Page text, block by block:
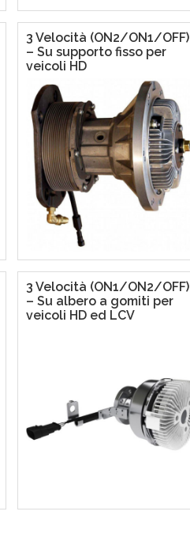
3 Velocità (ON2/ON1/OFF)
– Su supporto fisso per
veicoli HD
3 Velocità (ON1/ON2/OFF)
– Su albero a gomiti per
veicoli HD ed LCV